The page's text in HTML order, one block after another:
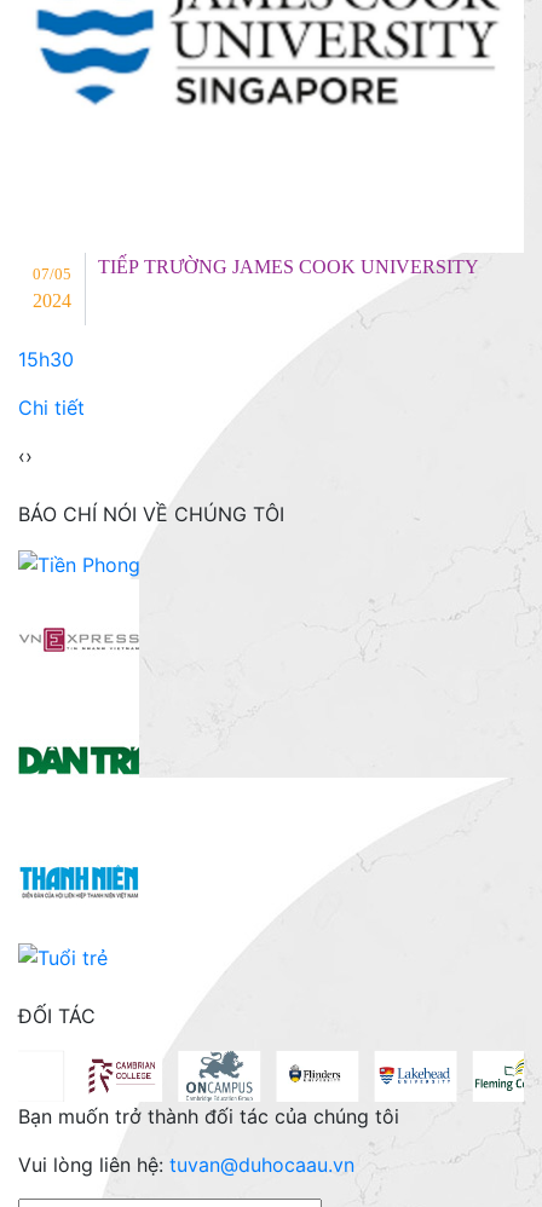
07/05
2024
TIẾP TRƯỜNG JAMES COOK UNIVERSITY
15h30
Chi tiết
‹›
BÁO CHÍ NÓI VỀ CHÚNG TÔI
ĐỐI TÁC
Bạn muốn trở thành đối tác của chúng tôi
Vui lòng liên hệ: tuvan@duhocaau.vn